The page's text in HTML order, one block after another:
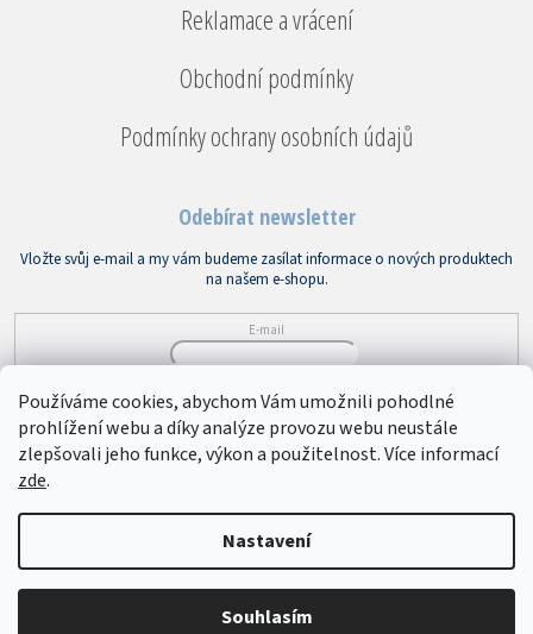
Používáme cookies, abychom Vám umožnili pohodlné
prohlížení webu a díky analýze provozu webu neustále
zlepšovali jeho funkce, výkon a použitelnost. Více informací
zde.
Nastavení
Souhlasím
Reklamace a vrácení
Obchodní podmínky
Podmínky ochrany osobních údajů
Odebírat newsletter
Vložte svůj e-mail a my vám budeme zasílat informace o nových produktech
na našem e-shopu.
E-mail
PŘIHLÁSIT SE
Vytvořil Shoptet
Bytový textil VEBA . Všechna práva vyhrazena.
nastavení cookies